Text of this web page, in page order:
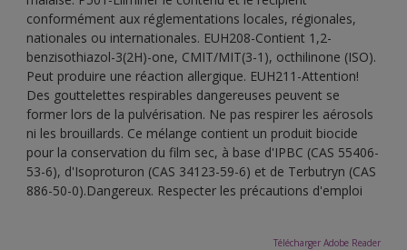
conformément aux réglementations locales, régionales,
nationales ou internationales. EUH208-Contient 1,2-
benzisothiazol-3(2H)-one, CMIT/MIT(3-1), octhilinone (ISO).
Peut produire une réaction allergique. EUH211-Attention!
Des gouttelettes respirables dangereuses peuvent se
former lors de la pulvérisation. Ne pas respirer les aérosols
ni les brouillards. Ce mélange contient un produit biocide
pour la conservation du film sec, à base d'IPBC (CAS 55406-
53-6), d'Isoproturon (CAS 34123-59-6) et de Terbutryn (CAS
886-50-0).Dangereux. Respecter les précautions d'emploi
Télécharger Adobe Reader